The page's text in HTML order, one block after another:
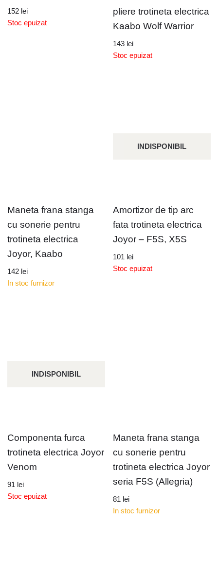
152 lei
Stoc epuizat
pliere trotineta electrica
Kaabo Wolf Warrior
143 lei
Stoc epuizat
Maneta frana stanga
cu sonerie pentru
trotineta electrica
Joyor, Kaabo
142 lei
In stoc furnizor
INDISPONIBIL
Amortizor de tip arc
fata trotineta electrica
Joyor – F5S, X5S
101 lei
Stoc epuizat
INDISPONIBIL
Componenta furca
trotineta electrica Joyor
Venom
91 lei
Stoc epuizat
Maneta frana stanga
cu sonerie pentru
trotineta electrica Joyor
seria F5S (Allegria)
81 lei
In stoc furnizor